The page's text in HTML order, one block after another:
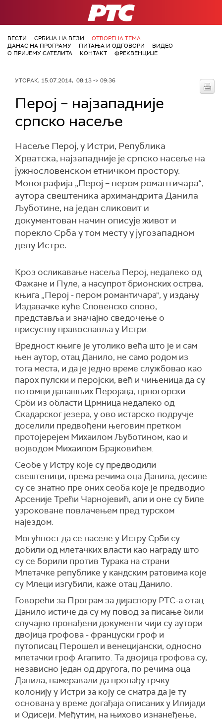
РТС
ВЕСТИ СРБИЈА НА ВЕЗИ
ОТВОРЕНА ТЕМА
ДАНАС НА ПРОГРАМУ
ПИТАЊА И ОДГОВОРИ
ВИДЕО
О ПРИЈЕМУ САТЕЛИТА
КОНТАКТ ФРЕКВЕНЦИЈЕ
УТОРАК, 15.07.2014, 08:13 -> 09:36
Перој – најзападније
српско насеље
Насеље Перој, у Истри, Република
Хрватска, најзападније је српско насеље на
јужнословенском етничком простору.
Монографија „Перој – пером романтичара“,
аутора свештеника архимандрита Данила
Љуботине, на један сликовит и
документован начин описује живот и
порекло Срба у том месту у југозападном
делу Истре.
Кроз осликавање насеља Перој, недалеко од
Фажане и Пуле, а насупрот брионских острва,
књига „Перој - пером романтичара", у издању
Издавачке куће Словенско слово,
представља и значајно сведочење о
присуству православља у Истри.
Вредност књиге је утолико већа што је и сам
њен аутор, отац Данило, не само родом из
тога места, и да је једно време службовао као
парох пулски и перојски, већ и чињеница да су
потомци данашњих Перојаца, црногорски
Срби из области Црмница недалеко од
Скадарског језера, у ово истарско подручје
доселили предвођени његовим претком
протојерејем Михаилом Љуботином, као и
војводом Михаилом Брајковићем.
Сеобе у Истру које су предводили
свештеници, према речима оца Данила, десиле
су се знатно пре оних сеоба које је предводио
Арсеније Трећи Чарнојевић, али и оне су биле
узроковане повлачењем пред турском
најездом.
Могућност да се населе у Истру Срби су
добили од млетачких власти као награду што
су се борили против Турака на страни
Млетачке републике у кандским ратовима које
су Млеци изгубили, каже отац Данило.
Говорећи за Програм за дијаспору РТС-а отац
Данило истиче да су му повод за писање били
случајно пронађени документи чији су аутори
двојица грофова - француски гроф и
путописац Перошел и венецијански, односно
млетачки гроф Агапито. Та двојица грофова су,
независно један од другога, по речима оца
Данила, намеравали да пронађу грчку
колонију у Истри за коју се сматра да је ту
основана у време догађаја описаних у Илијади
и Одисеји. Међутим, на њихово изнанеђење,